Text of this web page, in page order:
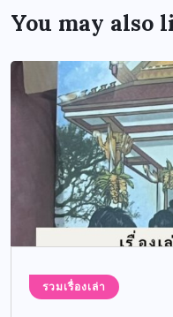
You may also
รวมเรื่องเล่า